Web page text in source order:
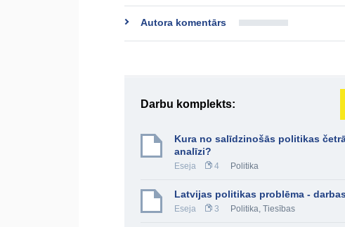
Autora komentārs
Darbu komplekts:
Kura no salīdzinošās politikas
analīzi?
Eseja 4 Politika
Latvijas politikas problēma -
Eseja 3 Politika, Tiesības